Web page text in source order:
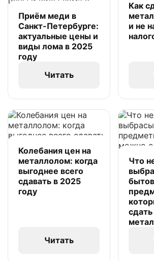
Приём меди в
Санкт-Петербурге:
актуальные цены и
виды лома в 2025
году
Читать
Как
и не
Колебания цен на
металлолом: когда
выгоднее всего
сдавать в 2025
году
Читать
Что
сдать